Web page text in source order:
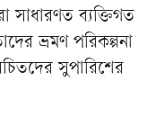
সাধারণত ব্যক্তিগত
ভ্রমণ পরিকল্পনা
সুপারিশের